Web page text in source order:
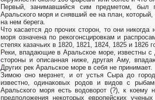
Первый, занимавшийся сим предметом, был
Аральского моря и снявший ее на план,
на нем берега.
Что касается до прочих сторон, то они
моря означена по рекогонсцировкам и
степях казачьих в 1820, 1821, 1824, 1825 и 1826
Реки, впадающие в Аральское море, известны
стороны и описанная ниже, другая Аму,
Других рек Аральское море в себя не принимает.
Зимою оно мерзнет, и от устья Сыра до
известно, одинаковых родов и видов с
Аральского моря есть водоворот (?), к коему
предположения некоторых европейских